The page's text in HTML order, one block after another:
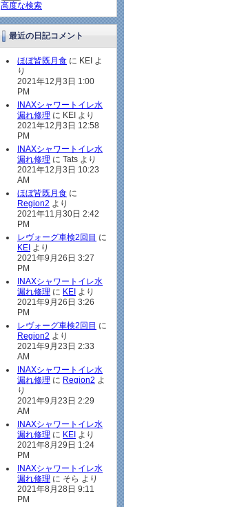
高度な検索
最近の日記コメント
ほぼ皆既月食 に KEI よ
り
2021年12月3日 1:00
PM
INAXシャワートイレ水
漏れ修理 に KEI より
2021年12月3日 12:58
PM
INAXシャワートイレ水
漏れ修理 に Tats より
2021年12月3日 10:23
AM
ほぼ皆既月食 に
Region2 より
2021年11月30日 2:42
PM
レヴォーグ車検2回目 に
KEI より
2021年9月26日 3:27
PM
INAXシャワートイレ水
漏れ修理 に KEI より
2021年9月26日 3:26
PM
レヴォーグ車検2回目 に
Region2 より
2021年9月23日 2:33
AM
INAXシャワートイレ水
漏れ修理 に Region2 よ
り
2021年9月23日 2:29
AM
INAXシャワートイレ水
漏れ修理 に KEI より
2021年8月29日 1:24
PM
INAXシャワートイレ水
漏れ修理 に そら より
2021年8月28日 9:11
PM